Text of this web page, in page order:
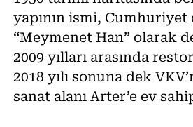
yapının ismi,
“Meymenet Han” olarak
2009 yılları arasında
2018 yılı sonuna dek
sanat alanı Arter’e ev